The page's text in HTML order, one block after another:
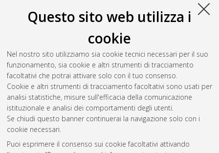
Questo sito web utilizza i
cookie
Nel nostro sito utilizziamo sia cookie tecnici necessari per il suo
funzionamento, sia cookie e altri strumenti di tracciamento
facoltativi che potrai attivare solo con il tuo consenso.
Cookie e altri strumenti di tracciamento facoltativi sono usati per
analisi statistiche, misure sull'efficacia della comunicazione
istituzionale e analisi dei comportamenti degli utenti.
Se chiudi questo banner continuerai la navigazione solo con i
cookie necessari.
Puoi esprimere il consenso sui cookie facoltativi attivando
Salva citazione
Condividi
Il full-text non è disponibile per scelta dell'autore. (
Abstract
Altri metadati
Gestione del documento:
Atom